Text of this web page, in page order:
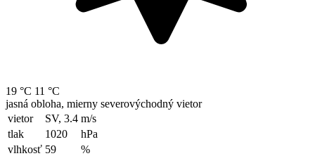
19 °C 11 °C
jasná obloha, mierny severovýchodný vietor
vietor
SV, 3.4 m/s
tlak
1020
hPa
vlhkosť 59
%